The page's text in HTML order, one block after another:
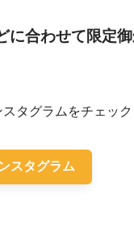
に合わせて限定
タグラムをチェック
スタグラム